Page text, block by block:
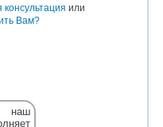
консультация или
Вам?
наш